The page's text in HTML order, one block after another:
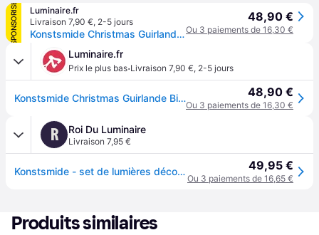
SPONSORISÉ
Luminaire.fr
Livraison 7,90 €, 2-5 jours
Konstsmide Christmas Guirlande Biergarten 10 ampoules LED colorées, multicolore, Matière Plastique
48,90 €
Ou 3 paiements de 16,30 €
Luminaire.fr
Prix le plus bas·Livraison 7,90 €, 2-5 jours
Konstsmide Christmas Guirlande Biergarten 10 ampoules LED colorées, multicolore, Matière Plastique 48,90 €
Ou 3 paiements de 16,30 €
R Roi Du Luminaire
Livraison 7,95 €
Konstsmide - set de lumières décoratives pour fêtes - 4,5m de long avec 10m de cordon - 10 ampoules LED inclus - 4W - IP44 - multicolore 49,95 €
Ou 3 paiements de 16,65 €
Produits similaires